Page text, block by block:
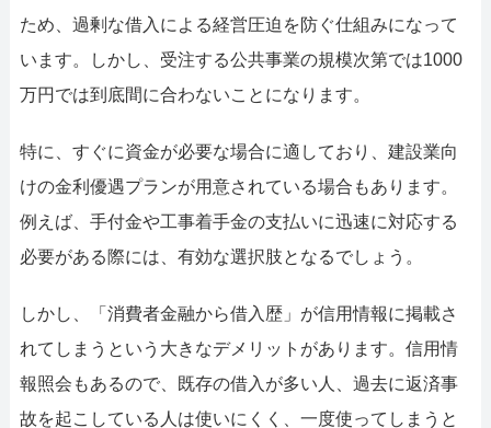
ため、過剰な借入による経営圧迫を防ぐ仕組みになって
います。しかし、受注する公共事業の規模次第では1000
万円では到底間に合わないことになります。
特に、すぐに資金が必要な場合に適しており、建設業向
けの金利優遇プランが用意されている場合もあります。
例えば、手付金や工事着手金の支払いに迅速に対応する
必要がある際には、有効な選択肢となるでしょう。
しかし、「消費者金融から借入歴」が信用情報に掲載さ
れてしまうという大きなデメリットがあります。信用情
報照会もあるので、既存の借入が多い人、過去に返済事
故を起こしている人は使いにくく、一度使ってしまうと